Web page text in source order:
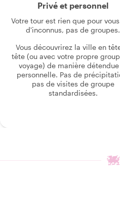
Privé et personnel
Votre tour est rien que pour
d'inconnus, pas de groupes.
Vous découvrirez la ville en
tête (ou avec votre propre
voyage) de manière
personnelle. Pas de
pas de visites de groupe
standardisées.